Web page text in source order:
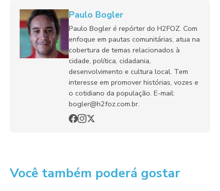
Paulo Bogler
Paulo Bogler é repórter do H2FOZ. Com
enfoque em pautas comunitárias, atua na
cobertura de temas relacionados à
cidade, política, cidadania,
desenvolvimento e cultura local. Tem
interesse em promover histórias, vozes e
o cotidiano da população. E-mail:
bogler@h2foz.com.br.
Você também poderá gostar